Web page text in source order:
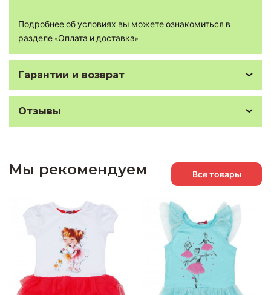
Подробнее об условиях вы можете ознакомиться в
разделе «Оплата и доставка»
Гарантии и возврат
Отзывы
Мы рекомендуем Все товары